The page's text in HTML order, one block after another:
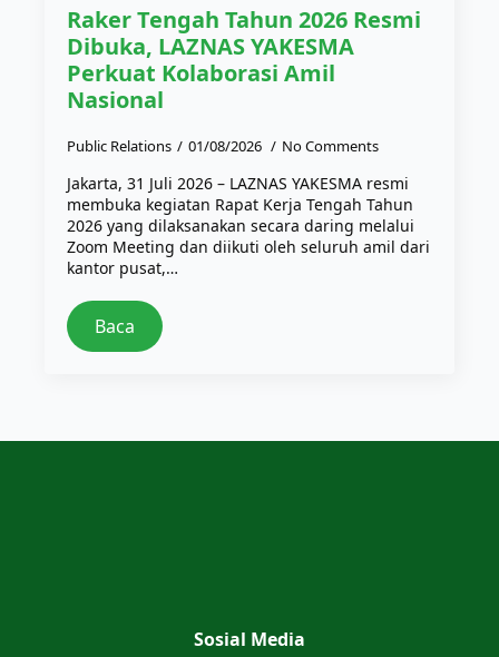
Raker Tengah Tahun 2026 Resmi
Dibuka, LAZNAS YAKESMA
Perkuat Kolaborasi Amil
Nasional
Public Relations 01/08/2026 No Comments
Jakarta, 31 Juli 2026 – LAZNAS YAKESMA resmi
membuka kegiatan Rapat Kerja Tengah Tahun
2026 yang dilaksanakan secara daring melalui
Zoom Meeting dan diikuti oleh seluruh amil dari
kantor pusat,…
Baca
Sosial Media